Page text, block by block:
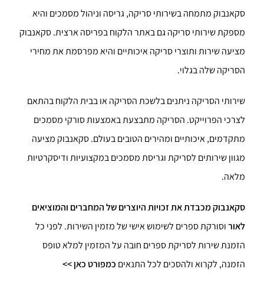
סקאנבוק מתמחה בשירותי סריקה,גריסה וניהול מסמכים והיא
מספקת שירותי סריקה גם באתר הלקוח בפריסה ארצית. סקאנבוק
מציעה שירות ותוצרי סריקה איכותיים והיא מפרסמת את מחירי
הסריקה שלה בגלוי.
שירותי הסריקה ניתנים בלשכת הסריקה או בבית הלקוח בהתאם
לצרכי הפרוייקט. הסריקה מתבצעת באמצעות סורקי מסמכים
מתקדמים, איכותיים ומהירים הטובים בעולם. סקאנבוק מציעה
מגוון שירותים לסריקת וגריסת מסמכיםבמקצועיות ודיסקרטיות
מלאה.
סקאנבוק מכבדת את זכויות היוצרים של המחברים והמוציאים
לאורוסורקת ספרים לשימוש אישי של מזמין השירות. לפני כל
הזמנת שירות לסריקת ספרים חובה על המזמין למלא טופס
הזמנה, לקרוא ולהסכים לכל התנאים כמפורט כאן >>